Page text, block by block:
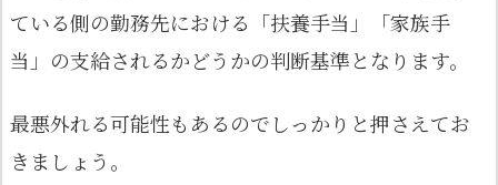
ている側の勤務先における「扶養手当」「家族手
当」の支給されるかどうかの判断基準となります。
最悪外れる可能性もあるのでしっかりと押さえてお
きましょう。